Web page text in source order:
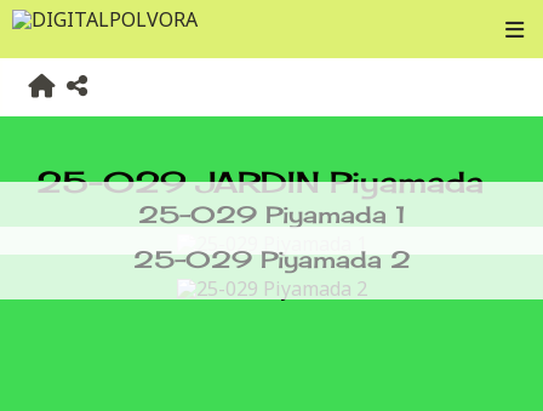
25-029 JARDIN Piyamada
25-029 Piyamada 1
25-029 Piyamada 2